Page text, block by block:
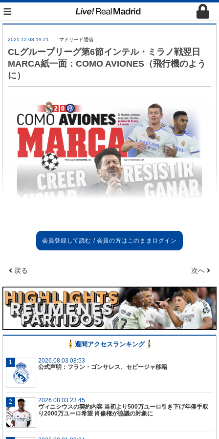
≡
2021.12.08 19:21 マドリード通信
CLグループリーグ第6節インテル・ミラノ戦翌日
MARCA紙一面：COMO AVIONES（飛行機のよう
に）
戻る 次へ
週間アクセスランキング
2026.08.03 08:53
公式声明：フラン・ゴンサレス、セビージャ移籍
2026.08.03 23:45
ヴィニシウスの契約内容 当初より500万ユーロ引き下げ年俸手取
り2000万ユーロ希望 肖像権が協議の対象に